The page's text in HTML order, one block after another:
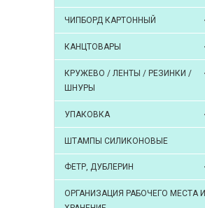
ЧИПБОРД КАРТОННЫЙ
КАНЦТОВАРЫ
КРУЖЕВО / ЛЕНТЫ / РЕЗИНКИ /
ШНУРЫ
УПАКОВКА
ШТАМПЫ СИЛИКОНОВЫЕ
ФЕТР, ДУБЛЕРИН
ОРГАНИЗАЦИЯ РАБОЧЕГО МЕСТА И